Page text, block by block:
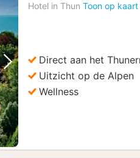
Volgende foto
Hotel in Thun Toon op kaart
Direct aan het
Uitzicht op de Alpen
Wellness